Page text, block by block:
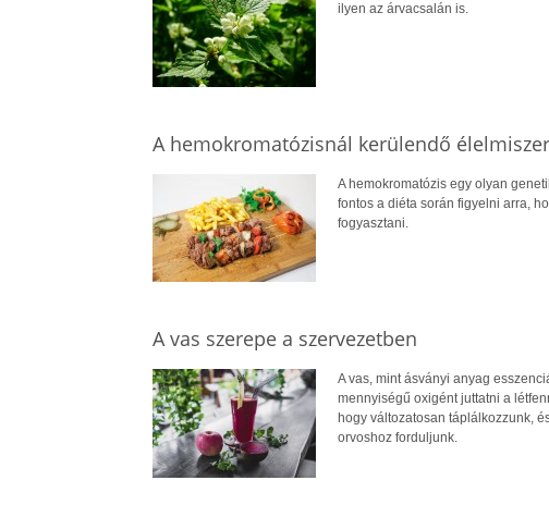
ilyen az árvacsalán is.
A hemokromatózisnál kerülendő
A hemokromatózis egy olyan
fontos a diéta során figyelni arra,
fogyasztani.
A vas szerepe a szervezetben
A vas, mint ásványi anyag
mennyiségű oxigént juttatni a
hogy változatosan táplálkozzunk,
orvoshoz forduljunk.